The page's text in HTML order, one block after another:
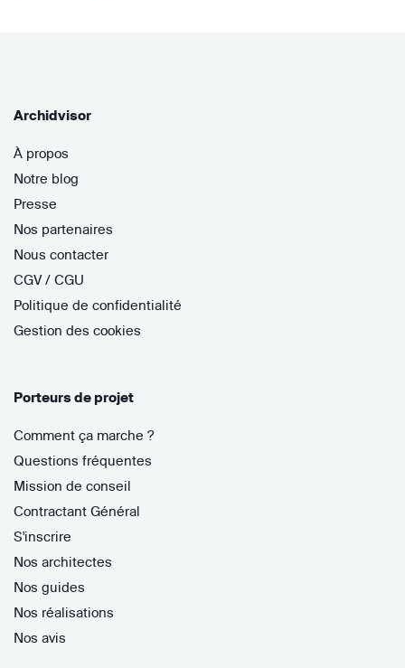
Archidvisor
À propos
Notre blog
Presse
Nos partenaires
Nous contacter
CGV / CGU
Politique de confidentialité
Gestion des cookies
Porteurs de projet
Comment ça marche ?
Questions fréquentes
Mission de conseil
Contractant Général
S'inscrire
Nos architectes
Nos guides
Nos réalisations
Nos avis